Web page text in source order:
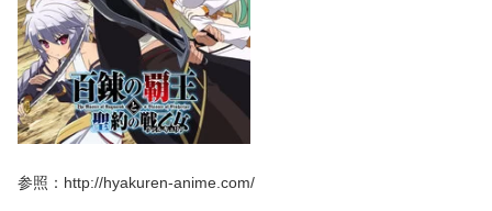
参照：http://hyakuren-anime.com/